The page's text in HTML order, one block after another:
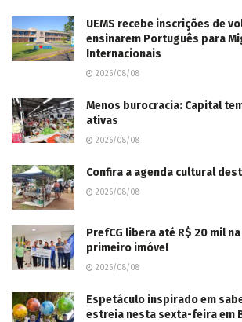
UEMS recebe inscrições de
ensinarem Português para
Internacionais
2026/08/08
Menos burocracia: Capital
ativas
2026/08/08
Confira a agenda cultural
2026/08/08
PrefCG libera até R$ 20 mil
primeiro imóvel
2026/08/08
Espetáculo inspirado em
estreia nesta sexta-feira em